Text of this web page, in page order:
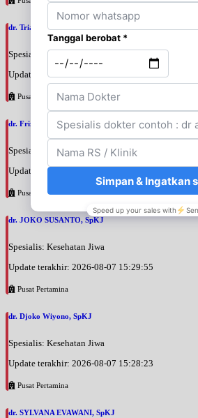
dr. Triani Ismelia Firdayanti, SpOG
Spesialis: Kebidanan & Kandungan
Update terakhir: 2026-08-07 15:48:40
Pusat Pertamina
dr. Frizar Irmansyah, SpOGKFR
Spesialis: Kebidanan & Kandungan
Update terakhir: 2026-08-07 15:46:21
Pusat Pertamina
dr. JOKO SUSANTO, SpKJ
Spesialis: Kesehatan Jiwa
Update terakhir: 2026-08-07 15:29:55
Pusat Pertamina
dr. Djoko Wiyono, SpKJ
Spesialis: Kesehatan Jiwa
Update terakhir: 2026-08-07 15:28:23
Pusat Pertamina
dr. SYLVANA EVAWANI, SpKJ